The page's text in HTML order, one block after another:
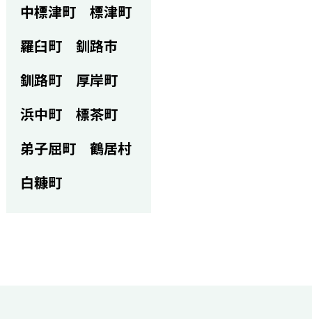
中標津町
標津町
羅臼町
釧路市
釧路町
厚岸町
浜中町
標茶町
弟子屈町
鶴居村
白糠町